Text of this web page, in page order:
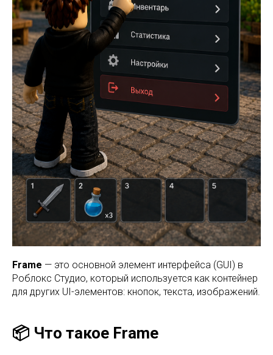
Frame — это основной элемент интерфейса (GUI) в
Роблокс Студио, который используется как контейнер
для других UI-элементов: кнопок, текста, изображений.
📦 Что такое Frame